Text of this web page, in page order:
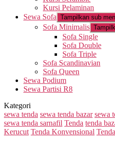
Kursi Pelaminan
Sewa Sofa Tampilkan sub
Sofa Minimalis
Sofa Single
Sofa Double
Sofa Triple
Sofa Scandinavian
Sofa Queen
Sewa Podium
Sewa Partisi R8
Kategori
sewa tenda sewa tenda bazar sewa
sewa tenda sarnafil Tenda tenda
Kerucut Tenda Konvensional